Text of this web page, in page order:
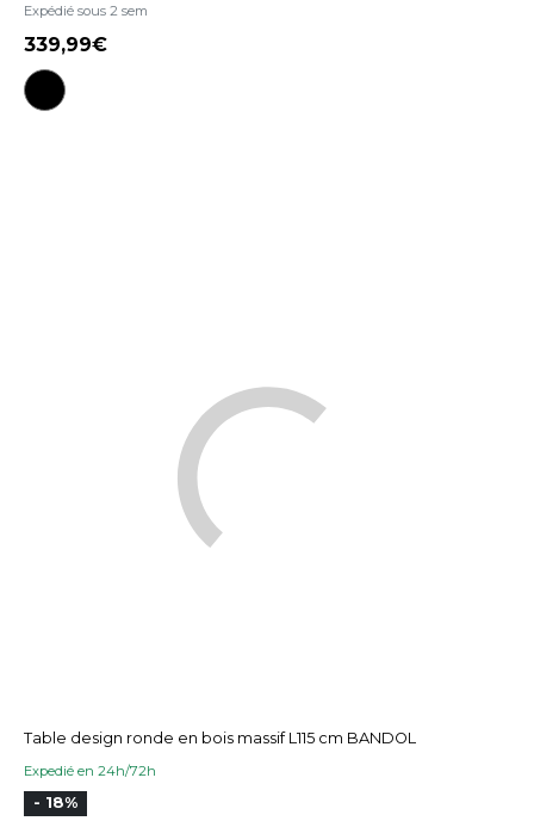
Expédié sous 2 sem
339,99
Table design ronde en bois massif L115 cm BANDOL
Expedié en 24h/72h
- 18%